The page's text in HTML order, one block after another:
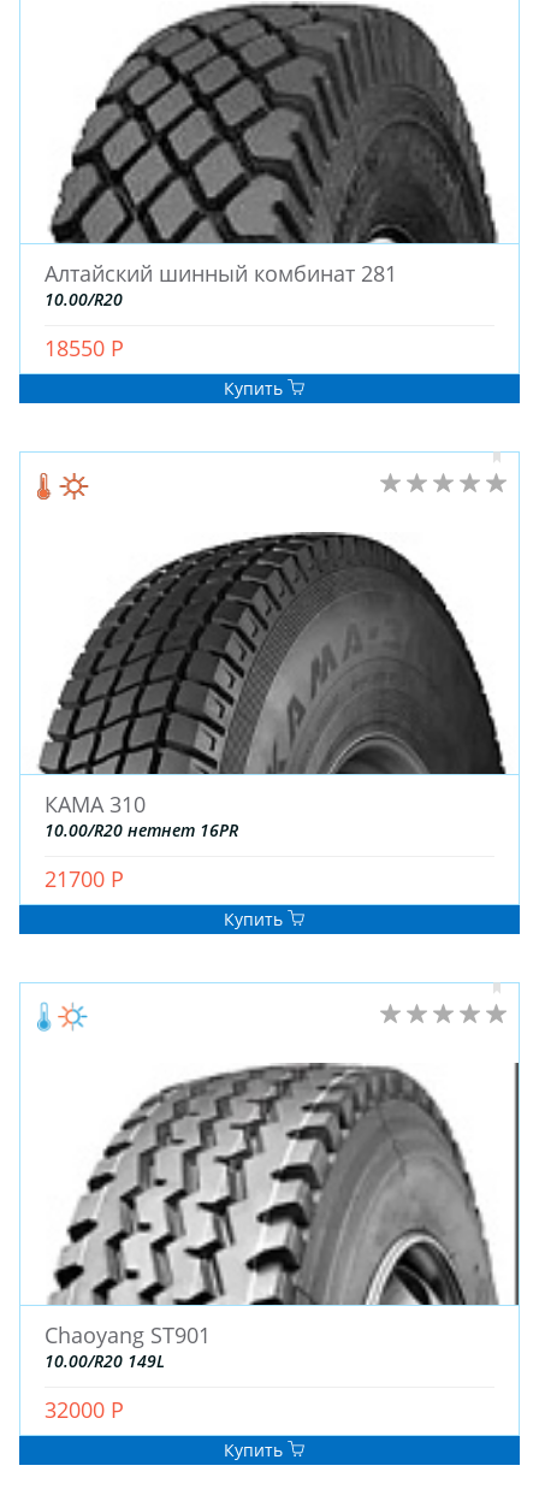
ЛЕТНИЕ
ДЛЯ СПЕЦТЕХНИКИ
ДЛЯ ГРУЗОВЫХ АВТО
ДЛЯ ГРУЗОВЫХ АВТО
ДЛЯ ЛЕГКОВЫХ АВТО
ШИНЫ
ДИСКИ
Алтайский шинный комбинат 281
10.00/R20
18550 Р
Купить
КАМА 310
10.00/R20 нетнет 16PR
21700 Р
Купить
Chaoyang ST901
10.00/R20 149L
32000 Р
Купить